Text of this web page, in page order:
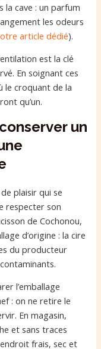
la cave : un parfum
les odeurs
article dédié).
est la clé
En soignant ces
le croquant de la
qu’un.
un
plaisir qui se
respecter son
de Cochonou,
d’origine : la cire
du producteur
l’emballage
: on ne retire le
En magasin,
et sans traces
frais, sec et